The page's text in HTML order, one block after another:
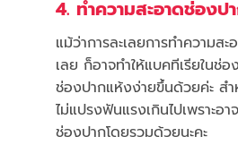
4. ทำความสะอาดช่องป
แม้ว่าการละเลยการทำความ
เลย ก็อาจทำให้แบคทีเรียในช่
ช่องปากแห้งง่ายขึ้นด้วยค่ะ ส
ไม่แปรงฟันแรงเกินไปเพราะ
ช่องปากโดยรวมด้วยนะคะ